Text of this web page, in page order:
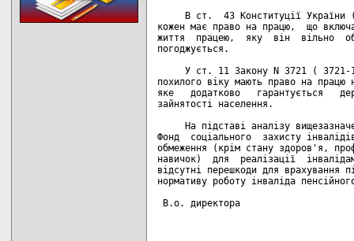
В ст.  43 Конституції України
кожен має право на працю,  що
життя  працею,  яку  він  вільно
погоджується.
У ст. 11 Закону N 3721 (
похилого віку мають право на
яке   додатково   гарантується
зайнятості населення.
На підставі аналізу
Фонд  соціального  захисту
обмеження (крім стану здоров'я,
навичок)  для  реалізації
відсутні перешкоди для врахування
нормативу роботу інваліда
В.о. директора